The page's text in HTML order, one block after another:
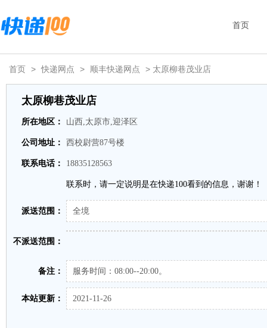
首页
首页 > 快递网点 > 顺丰快递网点 > 太原柳巷茂业店
太原柳巷茂业店
所在地区： 山西,太原市,迎泽区
公司地址： 西校尉营87号楼
联系电话： 18835128563
联系时，请一定说明是在快递100看到的信息，谢谢！
派送范围： 全境
不派送范围：
备注： 服务时间：08:00--20:00。
本站更新： 2021-11-26